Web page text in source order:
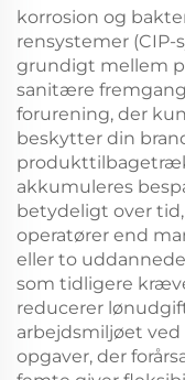
korrosion og
rensystemer
grundigt mellem
sanitære
forurening, der
beskytter din
akkumuleres
betydeligt over
operatører end
eller to
som tidligere
reducerer
arbejdsmiljøet
opgaver, der